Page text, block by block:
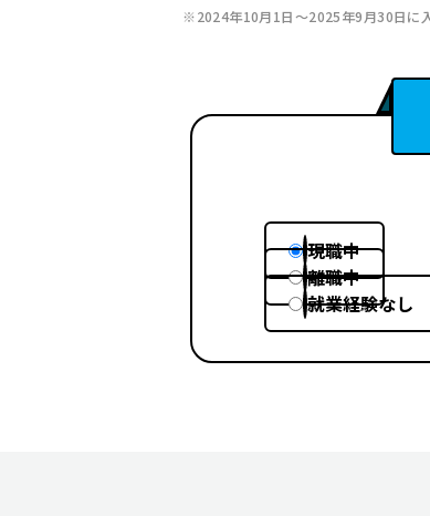
2024年10月1日～2025年9月30日に
現職中
離職中
就業経験なし